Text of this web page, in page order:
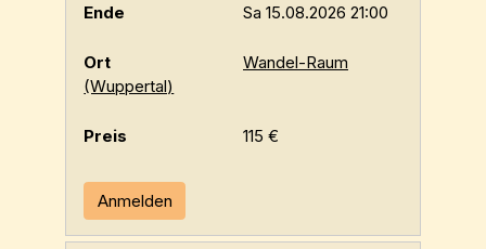
Sa 15.08.2026 21:00
Wandel-Raum
(Wuppertal)
115 €
Anmelden